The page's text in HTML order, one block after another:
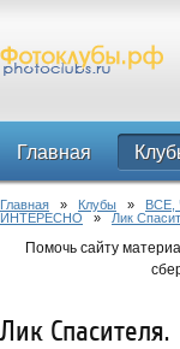
Главная
Форум
Главная » Клубы » ВСЕ,
ИНТЕРЕСНО » Лик
Помочь сайту
Лик Спасителя.